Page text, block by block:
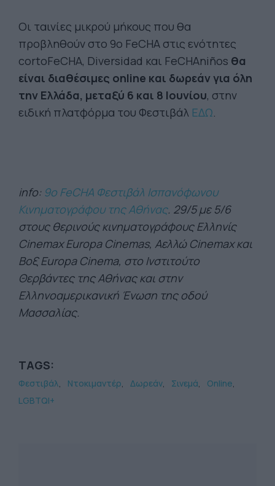
Οι ταινίες μικρού μήκους που θα
προβληθούν στο 9ο FeCHA στις ενότητες
cortoFeCHA, Diversidad και FeCHAniños θα
είναι διαθέσιμες online και δωρεάν για όλη
την Ελλάδα, μεταξύ 6 και 8 Ιουνίου, στην
ειδική πλατφόρμα του Φεστιβάλ ΕΔΩ.
info: 9o FeCHA Φεστιβάλ Ισπανόφωνου
Κινηματογράφου της Αθήνας. 29/5 με 5/6
στους θερινούς κινηματογράφους Ελληνίς
Cinemax Europa Cinemas, Αελλώ Cinemax και
Βοξ Europa Cinema, στο Ινστιτούτο
Θερβάντες της Αθήνας και στην
Ελληνοαμερικανική Ένωση της οδού
Μασσαλίας.
TAGS:
Φεστιβάλ Ντοκιμαντέρ Δωρεάν Σινεμά
Online
LGBTQI+